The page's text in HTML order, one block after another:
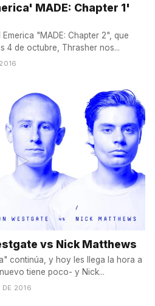
MADE: Chapter 1'
"MADE: Chapter 2", que
4 de octubre, Thrasher nos...
vs Nick Matthews
continúa, y hoy les llega la hora a
tiene poco- y Nick...
DE 2016